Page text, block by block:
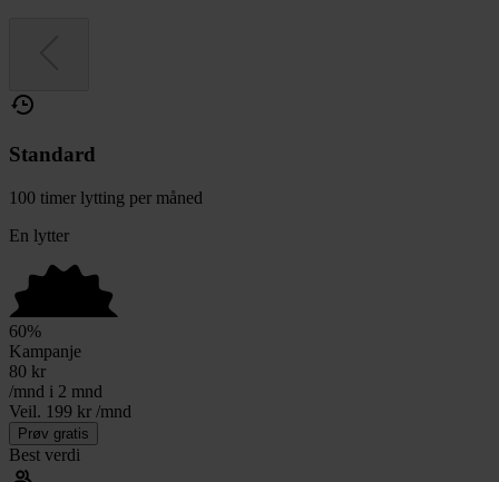
Standard
100 timer lytting per måned
En lytter
60%
Kampanje
80 kr
/mnd i 2 mnd
Veil. 199 kr /mnd
Prøv gratis
Best verdi